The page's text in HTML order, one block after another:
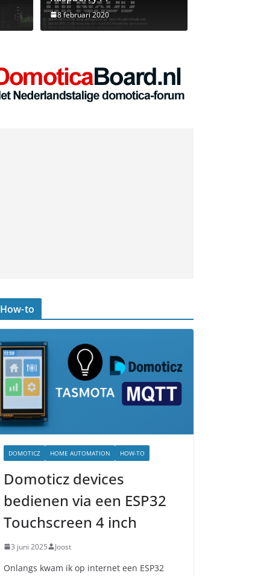
8 februari 2020
How-to
DOMOTICZ HOME AUTOMATION HOW-TO
Domoticz devices
bedienen via een ESP32
Touchscreen 4 inch
3 juni 2025 Joost
Onlangs kwam ik op internet een ESP32